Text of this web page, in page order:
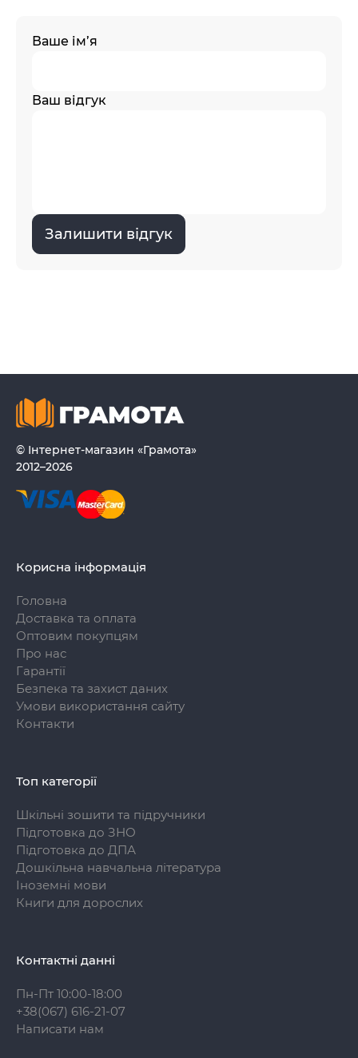
Ваше ім’я
Ваш відгук
Залишити відгук
© Інтернет-магазин «Грамота»
2012–2026
Корисна інформація
Головна
Доставка та оплата
Оптовим покупцям
Про нас
Гарантії
Безпека та захист даних
Умови використання сайту
Контакти
Топ категорії
Шкільні зошити та підручники
Підготовка до ЗНО
Підготовка до ДПА
Дошкільна навчальна література
Іноземні мови
Книги для дорослих
Контактні данні
Пн-Пт 10:00-18:00
+38(067) 616-21-07
Написати нам